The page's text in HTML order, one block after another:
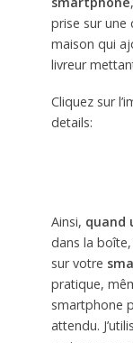
prise sur une
maison qui
livreur
Cliquez sur
details:
Ainsi, quand
dans la
sur votre
pratique,
smartphone
attendu.